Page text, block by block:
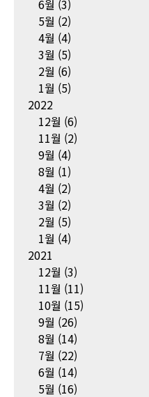
6월 (3)
5월 (2)
4월 (4)
3월 (5)
2월 (6)
1월 (5)
2022
12월 (6)
11월 (2)
9월 (4)
8월 (1)
4월 (2)
3월 (2)
2월 (5)
1월 (4)
2021
12월 (3)
11월 (11)
10월 (15)
9월 (26)
8월 (14)
7월 (22)
6월 (14)
5월 (16)